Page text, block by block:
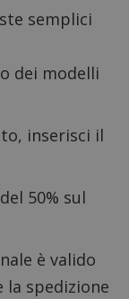
semplici
dei modelli
inserisci il
50% sul
è valido
la spedizione